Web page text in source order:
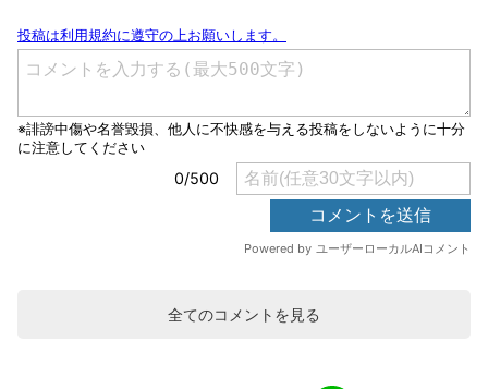
全てのコメントを見る